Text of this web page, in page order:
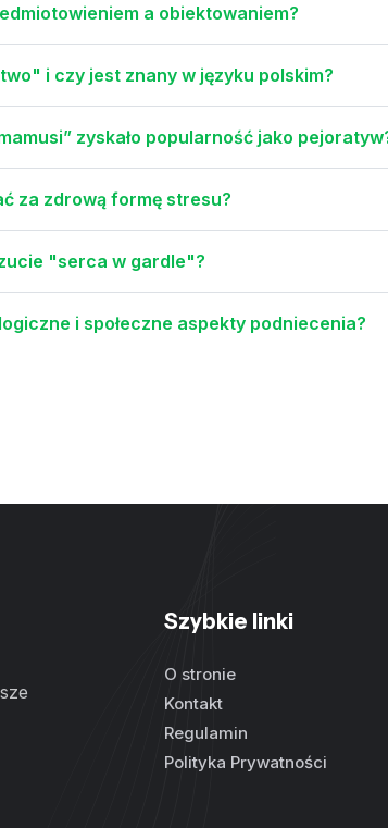
a obiektowaniem?
i czy jest znany w języku polskim?
zyskało popularność jako
za zdrową formę stresu?
"serca w gardle"?
i społeczne aspekty podniecenia?
Szybkie linki
O stronie
Kontakt
Regulamin
Polityka Prywatności